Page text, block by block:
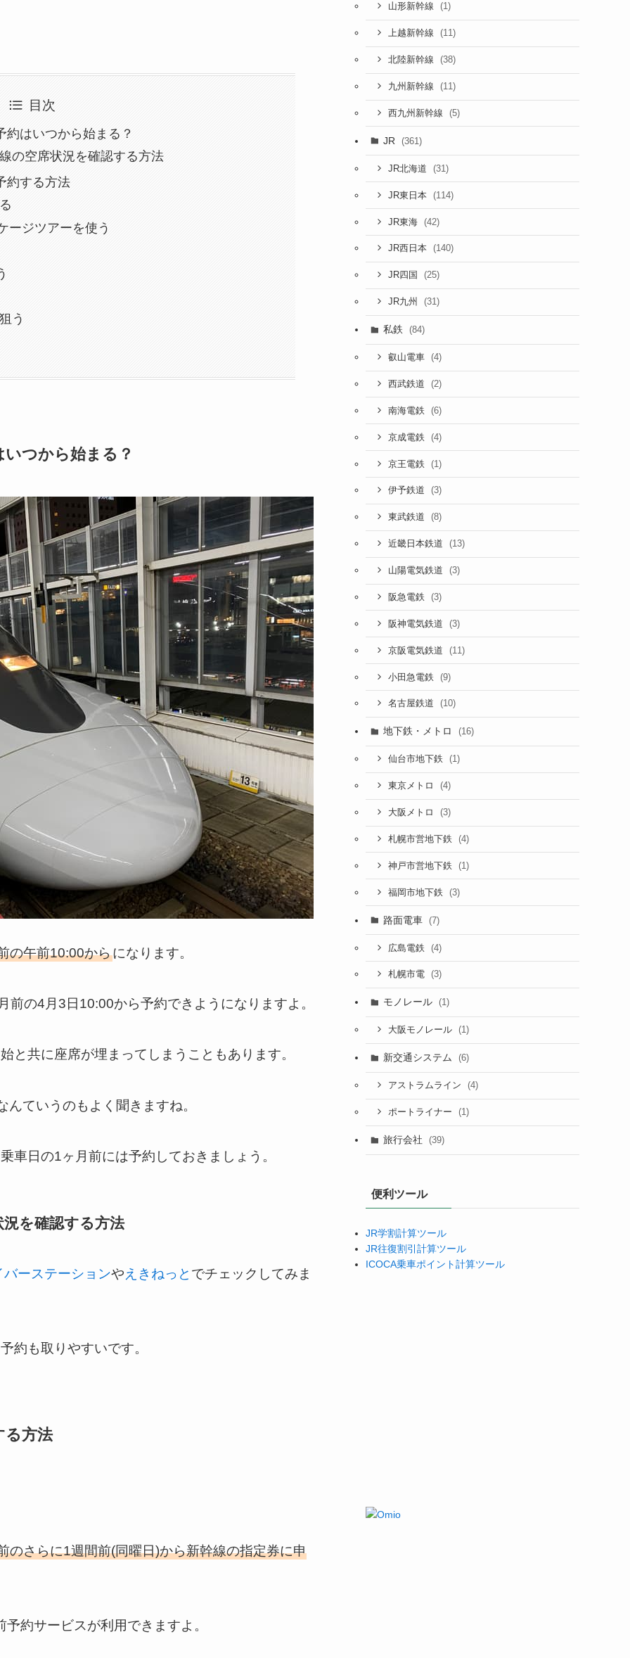
目次
約はいつから始まる？
の空席状況を確認する方法
約する方法
ージツアーを使う
う
つから始まる？
の午前10:00からになります。
の4月3日10:00から予約できようになりますよ。
と共に座席が埋まってしまうこともあります。
ていうのもよく聞きますね。
車日の1ヶ月前には予約しておきましょう。
を確認する方法
バーステーションやえきねっと でチェックしてみま
約も取りやすいです。
る方法
のさらに1週間前(同曜日)から新幹線の指定券に申
約サービスが利用できますよ。
山形新幹線 (1)
上越新幹線 (11)
北陸新幹線 (38)
九州新幹線 (11)
西九州新幹線 (5)
JR (361)
JR北海道 (31)
JR東日本 (114)
JR東海 (42)
JR西日本 (140)
JR四国 (25)
JR九州 (31)
私鉄 (84)
叡山電車 (4)
西武鉄道 (2)
南海電鉄 (6)
京成電鉄 (4)
京王電鉄 (1)
伊予鉄道 (3)
東武鉄道 (8)
近畿日本鉄道 (13)
山陽電気鉄道 (3)
阪急電鉄 (3)
阪神電気鉄道 (3)
京阪電気鉄道 (11)
小田急電鉄 (9)
名古屋鉄道 (10)
地下鉄・メトロ (16)
仙台市地下鉄 (1)
東京メトロ (4)
大阪メトロ (3)
札幌市営地下鉄 (4)
神戸市営地下鉄 (1)
福岡市地下鉄 (3)
路面電車 (7)
広島電鉄 (4)
札幌市電 (3)
モノレール (1)
大阪モノレール (1)
新交通システム (6)
アストラムライン (4)
ポートライナー (1)
旅行会社 (39)
便利ツール
JR学割計算ツール
JR往復割引計算ツール
ICOCA乗車ポイント計算ツール